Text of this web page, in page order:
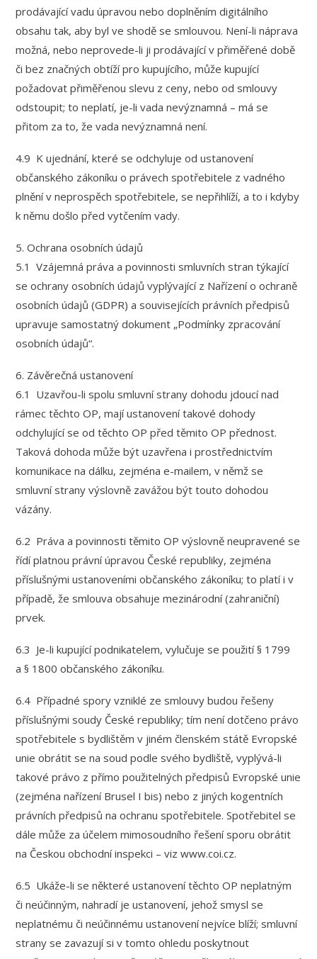
prodávající vadu úpravou nebo doplněním digitálního
obsahu tak, aby byl ve shodě se smlouvou. Není-li náprava
možná, nebo neprovede-li ji prodávající v přiměřené době
či bez značných obtíží pro kupujícího, může kupující
požadovat přiměřenou slevu z ceny, nebo od smlouvy
odstoupit; to neplatí, je-li vada nevýznamná – má se
přitom za to, že vada nevýznamná není.
4.9 K ujednání, které se odchyluje od ustanovení
občanského zákoníku o právech spotřebitele z vadného
plnění v neprospěch spotřebitele, se nepřihlíží, a to i kdyby
k němu došlo před vytčením vady.
5. Ochrana osobních údajů
5.1 Vzájemná práva a povinnosti smluvních stran týkající
se ochrany osobních údajů vyplývající z Nařízení o ochraně
osobních údajů (GDPR) a souvisejících právních předpisů
upravuje samostatný dokument „Podmínky zpracování
osobních údajů“.
6. Závěrečná ustanovení
6.1 Uzavřou-li spolu smluvní strany dohodu jdoucí nad
rámec těchto OP, mají ustanovení takové dohody
odchylující se od těchto OP před těmito OP přednost.
Taková dohoda může být uzavřena i prostřednictvím
komunikace na dálku, zejména e-mailem, v němž se
smluvní strany výslovně zavážou být touto dohodou
vázány.
6.2 Práva a povinnosti těmito OP výslovně neupravené se
řídí platnou právní úpravou České republiky, zejména
příslušnými ustanoveními občanského zákoníku; to platí i v
případě, že smlouva obsahuje mezinárodní (zahraniční)
prvek.
6.3 Je-li kupující podnikatelem, vylučuje se použití § 1799
a § 1800 občanského zákoníku.
6.4 Případné spory vzniklé ze smlouvy budou řešeny
příslušnými soudy České republiky; tím není dotčeno právo
spotřebitele s bydlištěm v jiném členském státě Evropské
unie obrátit se na soud podle svého bydliště, vyplývá-li
takové právo z přímo použitelných předpisů Evropské unie
(zejména nařízení Brusel I bis) nebo z jiných kogentních
právních předpisů na ochranu spotřebitele. Spotřebitel se
dále může za účelem mimosoudního řešení sporu obrátit
na Českou obchodní inspekci – viz www.coi.cz.
6.5 Ukáže-li se některé ustanovení těchto OP neplatným
či neúčinným, nahradí je ustanovení, jehož smysl se
neplatnému či neúčinnému ustanovení nejvíce blíží; smluvní
strany se zavazují si v tomto ohledu poskytnout